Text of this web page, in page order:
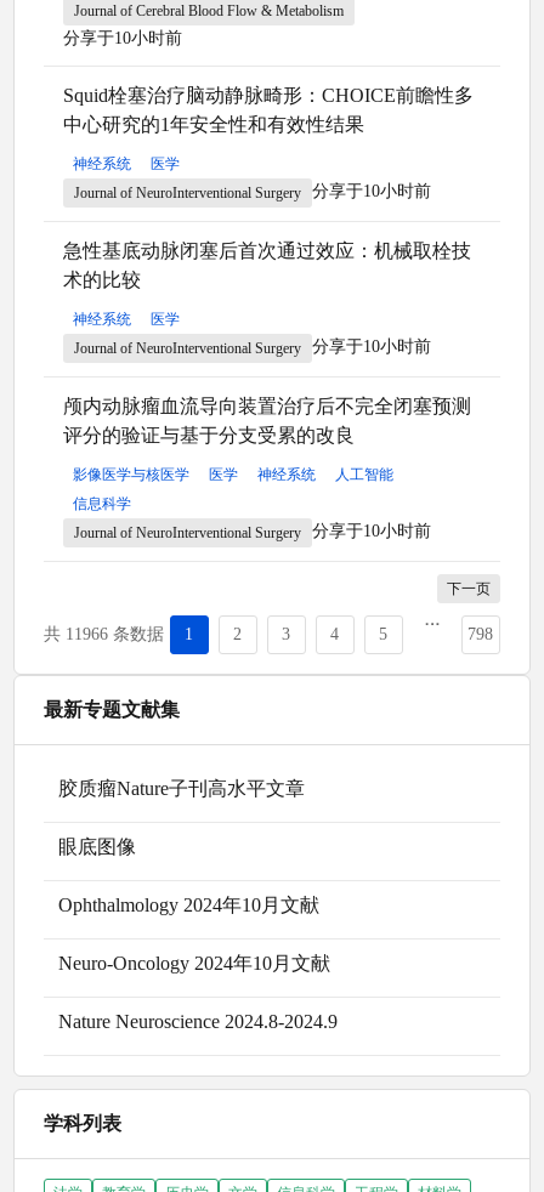
Journal of Cerebral Blood Flow & Metabolism
分享于10小时前
Squid栓塞治疗脑动静脉畸形：CHOICE前瞻性多
中心研究的1年安全性和有效性结果
神经系统
医学
Journal of NeuroInterventional Surgery
分享于10小时前
急性基底动脉闭塞后首次通过效应：机械取栓技
术的比较
神经系统
医学
Journal of NeuroInterventional Surgery
分享于10小时前
颅内动脉瘤血流导向装置治疗后不完全闭塞预测
评分的验证与基于分支受累的改良
影像医学与核医学 医学 神经系统
人工智能
信息科学
Journal of NeuroInterventional Surgery
分享于10小时前
下一页
共 11966 条数据 1 2 3 4 5 798
最新专题文献集
胶质瘤Nature子刊高水平文章
眼底图像
Ophthalmology 2024年10月文献
Neuro-Oncology 2024年10月文献
Nature Neuroscience 2024.8-2024.9
学科列表